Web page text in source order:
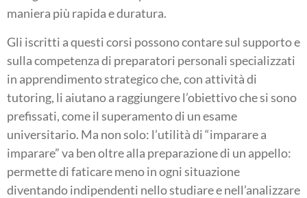
maniera più rapida e duratura.
Gli iscritti a questi corsi possono contare sul supporto e
sulla competenza di preparatori personali specializzati
in apprendimento strategico che, con attività di
tutoring, li aiutano a raggiungere l’obiettivo che si sono
prefissati, come il superamento di un esame
universitario. Ma non solo: l’utilità di “imparare a
imparare” va ben oltre alla preparazione di un appello:
permette di faticare meno in ogni situazione
diventando indipendenti nello studiare e nell’analizzare